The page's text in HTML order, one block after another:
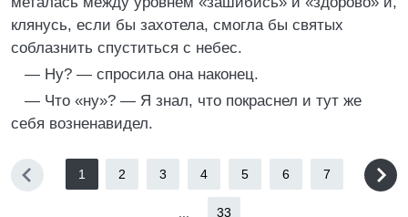
клянусь, если бы захотела, смогла бы святых
соблазнить спуститься с небес.
— Ну? — спросила она наконец.
— Что «ну»? — Я знал, что покраснел и тут же
себя возненавидел.
1 2 3 4 5 6 7
33